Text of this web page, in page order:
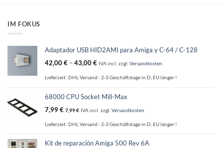
pueden
la
página
la
de
IM FOKUS
Adaptador USB HID2AMI para Amiga y C-64 / C-128
42,00€ –43,00€ IVA incl. zzgl. Versandkosten
Lieferzeit: DHL Versand - 2-3 Geschäftstage in D, EU länger !
68000 CPU Socket Mill-Max
7,99€ 7,99€ IVA incl. zzgl. Versandkosten
Lieferzeit: DHL Versand - 2-3 Geschäftstage in D, EU länger !
Kit de reparación Amiga 500 Rev 6A